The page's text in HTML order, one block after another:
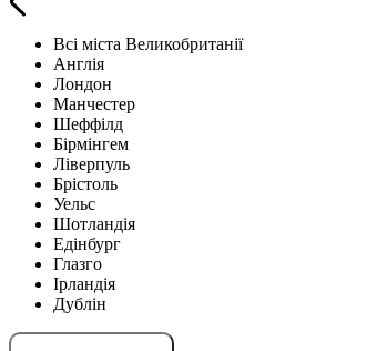
Всі міста Великобританії
Англія
Лондон
Манчестер
Шеффілд
Бірмінгем
Ліверпуль
Брістоль
Уельс
Шотландія
Едінбург
Глазго
Ірландія
Дублін